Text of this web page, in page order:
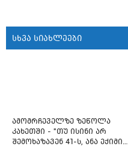
სხვა სიახლეები
ამომრჩეველზე ზეწოლა
კახეთში - "თუ ისინი არ
შემოხაზავენ 41-ს, ანა ექიმის